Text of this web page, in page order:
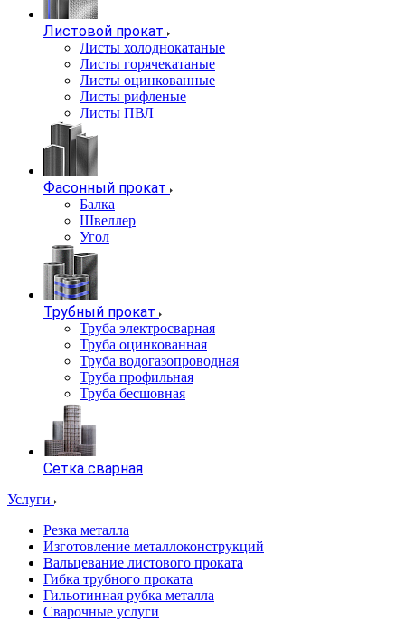
Листовой прокат
Листы холоднокатаные
Листы горячекатаные
Листы оцинкованные
Листы рифленые
Листы ПВЛ
Фасонный прокат
Балка
Швеллер
Угол
Трубный прокат
Труба электросварная
Труба оцинкованная
Труба водогазопроводная
Труба профильная
Труба бесшовная
Сетка сварная
Услуги
Резка металла
Изготовление металлоконструкций
Вальцевание листового проката
Гибка трубного проката
Гильотинная рубка металла
Сварочные услуги